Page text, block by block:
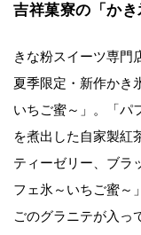
吉祥菓寮の「かき
きな粉スイーツ専門
夏季限定・新作かき
いちご蜜～」。「パ
を煮出した自家製紅
ティーゼリー、ブラ
フェ氷～いちご蜜～
ごのグラニテが入っ